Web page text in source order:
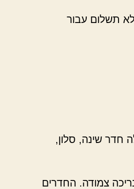
תשלום עבור
חדר שינה, סלון,
צמודה. החדרים